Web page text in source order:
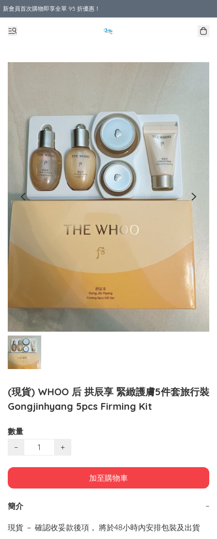
新會員首次購物即享全單 95 折優惠！
購物滿 HKD 800.00即享免運費優惠！（適用於 本地送貨、本地取貨 )
(現貨) WHOO 后 拱辰享 緊緻護膚5件套旅行裝
Gongjinhyang 5pcs Firming Kit
數量
−
+
加至購物車
簡介 −